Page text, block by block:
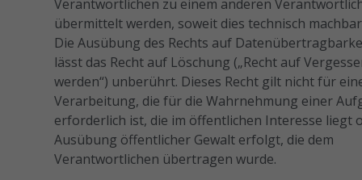
Verantwortlichen zu einem anderen
übermittelt werden, soweit dies technisch
Die Ausübung des Rechts auf
lässt das Recht auf Löschung („Recht auf
werden“) unberührt. Dieses Recht gilt nicht für
Verarbeitung, die für die Wahrnehmung einer
erforderlich ist, die im öffentlichen Interesse liegt
Ausübung öffentlicher Gewalt erfolgt, die dem
Verantwortlichen übertragen wurde.